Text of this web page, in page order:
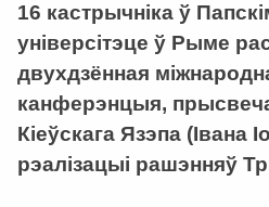
16 кастрычніка ў
універсітэце ў Рыме
двухдзённая
канферэнцыя,
Кіеўскага Язэпа (Івана
рэалізацыі рашэнняў